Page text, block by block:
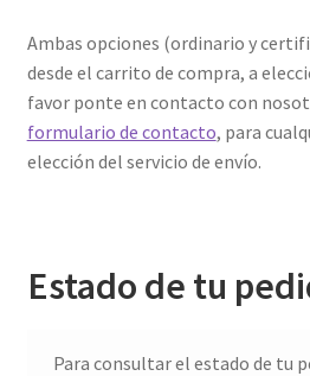
Ambas opciones (ordinario y
desde el carrito de compra, a
favor ponte en contacto con
formulario de contacto, para
elección del servicio de envío.
Estado de tu
Para consultar el estado de tu